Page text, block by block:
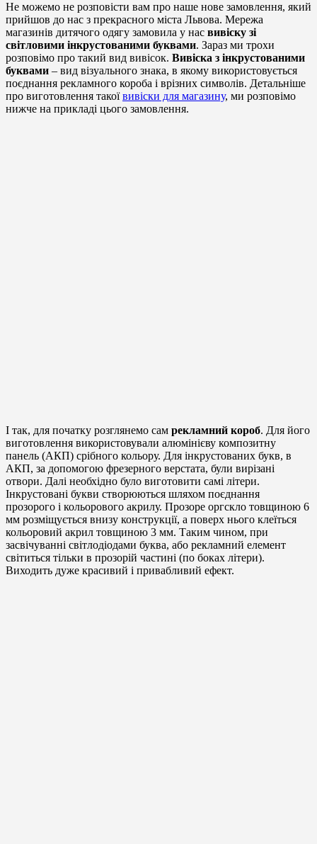
Не можемо не розповісти вам про наше нове замовлення, який
прийшов до нас з прекрасного міста Львова. Мережа
магазинів дитячого одягу замовила у нас вивіску зі
світловими інкрустованими буквами. Зараз ми трохи
розповімо про такий вид вивісок. Вивіска з інкрустованими
буквами – вид візуального знака, в якому використовується
поєднання рекламного короба і врізних символів. Детальніше
про виготовлення такоївивіски для магазину, ми розповімо
нижче на прикладі цього замовлення.
І так, для початку розглянемо сам рекламний короб. Для його
виготовлення використовували алюмінієву композитну
панель (АКП) срібного кольору. Для інкрустованих букв, в
АКП, за допомогою фрезерного верстата, були вирізані
отвори. Далі необхідно було виготовити самі літери.
Інкрустовані букви створюються шляхом поєднання
прозорого і кольорового акрилу. Прозоре оргскло товщиною 6
мм розміщується внизу конструкції, а поверх нього клеїться
кольоровий акрил товщиною 3 мм. Таким чином, при
засвічуванні світлодіодами буква, або рекламний елемент
світиться тільки в прозорій частині (по боках літери).
Виходить дуже красивий і привабливий ефект.